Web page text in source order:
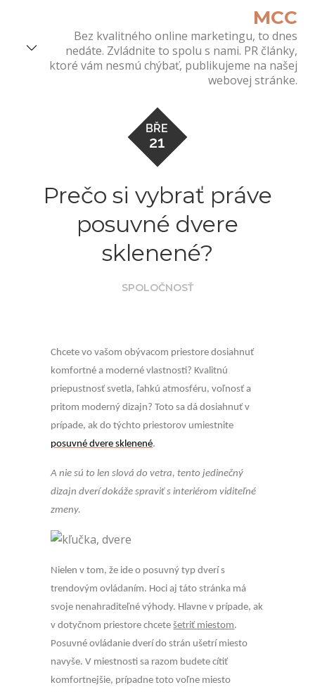
content
MCC
Bez kvalitného online marketingu, to dnes
nedáte. Zvládnite to spolu s nami. PR články,
ktoré vám nesmú chýbať, publikujeme na našej
webovej stránke.
BŘE
21
Prečo si vybrať práve
posuvné dvere
sklenené?
SPOLOČNOSŤ
Chcete vo vašom obývacom priestore dosiahnuť
komfortné a moderné vlastnosti? Kvalitnú
priepustnosť svetla, ľahkú atmosféru, voľnosť a
pritom moderný dizajn? Toto sa dá dosiahnuť v
prípade, ak do týchto priestorov umiestnite
posuvné dvere sklenené.
A nie sú to len slová do vetra, tento jedinečný
dizajn dverí dokáže spraviť s interiérom viditeľné
zmeny.
Nielen v tom, že ide o posuvný typ dverí s
trendovým ovládaním. Hoci aj táto stránka má
svoje nenahraditeľné výhody. Hlavne v prípade, ak
v dotyčnom priestore chcetešetriť miestom.
Posuvné ovládanie dverí do strán ušetrí miesto
navyše. V miestnosti sa razom budete cítiť
komfortnejšie, prípadne toto voľne miesto